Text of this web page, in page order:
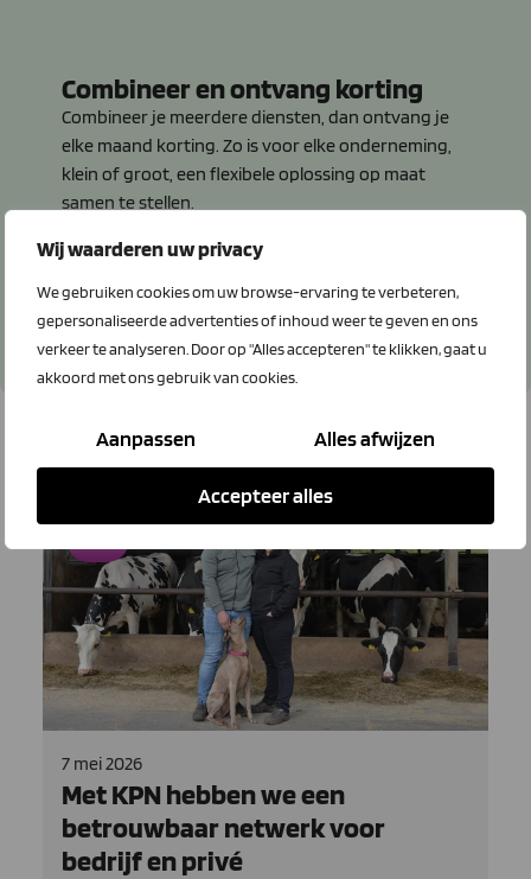
Wij waarderen uw privacy
We gebruiken cookies om uw browse-ervaring te verbeteren,
gepersonaliseerde advertenties of inhoud weer te geven en ons
verkeer te analyseren. Door op "Alles accepteren" te klikken, gaat u
akkoord met ons gebruik van cookies.
Aanpassen Alles afwijzen
Accepteer alles
Combineer en ontvang korting
Combineer je meerdere diensten, dan ontvang je
elke maand korting. Zo is voor elke onderneming,
klein of groot, een flexibele oplossing op maat
samen te stellen.
Bekijk het aanbod
Telecom & IT nieuws
7 mei 2026
Met KPN hebben we een
betrouwbaar netwerk voor
bedrijf en privé